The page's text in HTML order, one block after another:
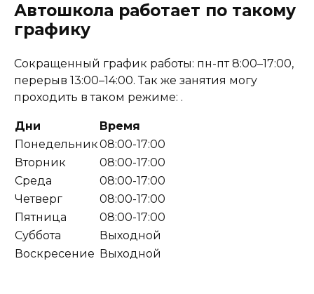
Автошкола работает по такому
графику
Сокращенный график работы: пн-пт 8:00–17:00,
перерыв 13:00–14:00. Так же занятия могу
проходить в таком режиме: .
Дни
Время
Понедельник08:00-17:00
Вторник
08:00-17:00
Среда
08:00-17:00
Четверг
08:00-17:00
Пятница
08:00-17:00
Суббота
Выходной
Воскресение Выходной